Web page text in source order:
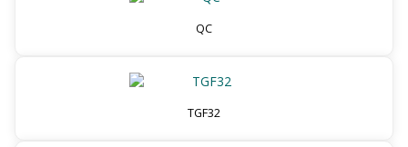
QC
TGF32